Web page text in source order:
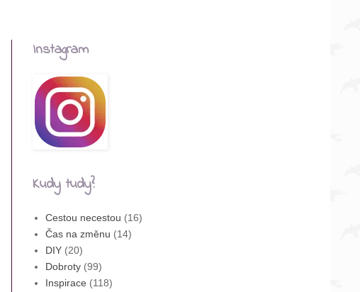
Instagram
Kudy tudy?
Cestou necestou (16)
Čas na změnu (14)
DIY (20)
Dobroty (99)
Inspirace (118)